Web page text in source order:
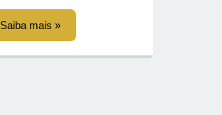
Saiba mais »